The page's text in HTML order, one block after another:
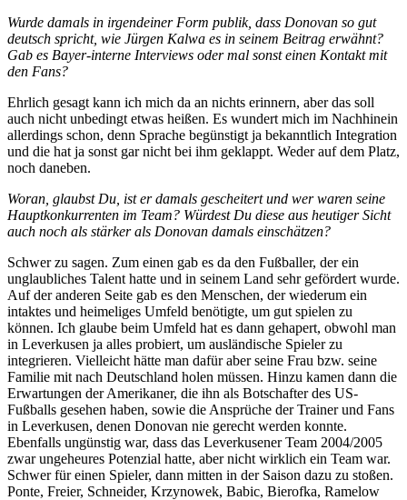
Wurde damals in irgendeiner Form publik, dass Donovan so gut
deutsch spricht, wie Jürgen Kalwa es in seinem Beitrag erwähnt?
Gab es Bayer-interne Interviews oder mal sonst einen Kontakt mit
den Fans?
Ehrlich gesagt kann ich mich da an nichts erinnern, aber das soll
auch nicht unbedingt etwas heißen. Es wundert mich im Nachhinein
allerdings schon, denn Sprache begünstigt ja bekanntlich Integration
und die hat ja sonst gar nicht bei ihm geklappt. Weder auf dem Platz,
noch daneben.
Woran, glaubst Du, ist er damals gescheitert und wer waren seine
Hauptkonkurrenten im Team? Würdest Du diese aus heutiger Sicht
auch noch als stärker als Donovan damals einschätzen?
Schwer zu sagen. Zum einen gab es da den Fußballer, der ein
unglaubliches Talent hatte und in seinem Land sehr gefördert wurde.
Auf der anderen Seite gab es den Menschen, der wiederum ein
intaktes und heimeliges Umfeld benötigte, um gut spielen zu
können. Ich glaube beim Umfeld hat es dann gehapert, obwohl man
in Leverkusen ja alles probiert, um ausländische Spieler zu
integrieren. Vielleicht hätte man dafür aber seine Frau bzw. seine
Familie mit nach Deutschland holen müssen. Hinzu kamen dann die
Erwartungen der Amerikaner, die ihn als Botschafter des US-
Fußballs gesehen haben, sowie die Ansprüche der Trainer und Fans
in Leverkusen, denen Donovan nie gerecht werden konnte.
Ebenfalls ungünstig war, dass das Leverkusener Team 2004/2005
zwar ungeheures Potenzial hatte, aber nicht wirklich ein Team war.
Schwer für einen Spieler, dann mitten in der Saison dazu zu stoßen.
Ponte, Freier, Schneider, Krzynowek, Babic, Bierofka, Ramelow